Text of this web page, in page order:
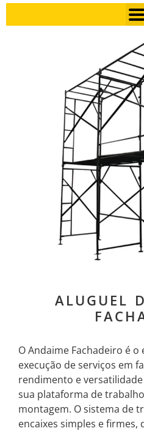
ALUGUEL
O Andaime Fachadeiro é
execução de serviços em
rendimento e
sua plataforma de
montagem. O sistema de
encaixes simples e firmes,